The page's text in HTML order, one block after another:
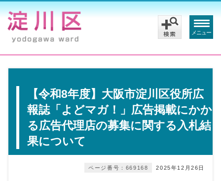
メニュー
【令和8年度】大阪市淀川区役所広
報誌「よどマガ！」広告掲載にかか
る広告代理店の募集に関する入札結
果について
2025年12月26日
ページ番号：669168